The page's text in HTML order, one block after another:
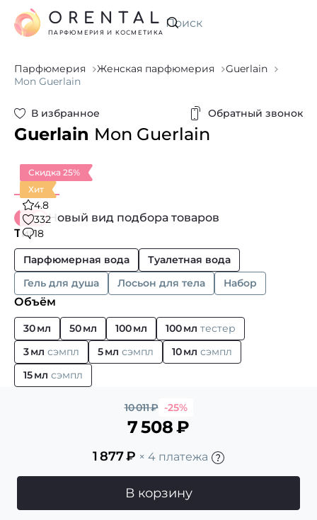
Искать
ORENTAL
ПАРФЮМЕРИЯ И КОСМЕТИКА
Парфюмерия Женская парфюмерия
Guerlain
Mon Guerlain
В избранное Обратный звонок
Guerlain Mon Guerlain
Скидка 25%
Хит
4.8
332
18
Новый вид подбора товаров
Тип
Парфюмерная вода
Туалетная вода
Гель для душа
Лосьон для тела Набор
Объём
30 мл 50 мл 100 мл 100 мл тестер
3 мл сэмпл 5 мл сэмпл 10 мл сэмпл
15 мл сэмпл
10 011₽ -25%
7 508₽
1 877₽ × 4 платежа
В корзину